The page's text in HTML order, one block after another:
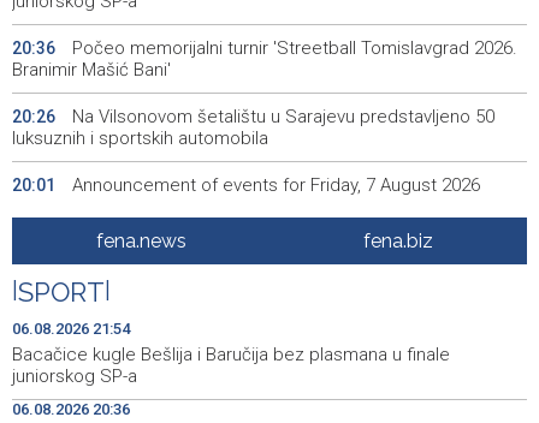
20:36
Počeo memorijalni turnir 'Streetball Tomislavgrad 2026.
Branimir Mašić Bani'
20:26
Na Vilsonovom šetalištu u Sarajevu predstavljeno 50
luksuznih i sportskih automobila
20:01 Announcement of events for Friday, 7 August 2026
Drugi Festival bakri okupio mještane i posjetitelje kod
19:45
Novi Travnik receives first direct EU funding for UNESCO
heritage project
19:33
Crishock: OHR maintains an open dialogue with all
political stakeholders in BiH
fena.news fena.biz
SPORT
06.08.2026 21:54
Bacačice kugle Bešlija i Baručija bez plasmana u finale
juniorskog SP-a
06.08.2026 20:36